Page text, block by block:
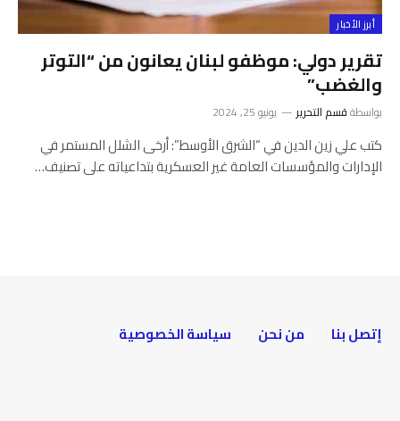
أبرز الأخبار
تقرير دولي: موظفو لبنان يعانون من “التوتر
والغضب”
بواسطةقسم التحرير يونيو 25, 2024
كتب علي زين الدين في “الشرق الأوسط”: أرخى الشلل المستمر في
الإدارات والمؤسسات العامة غير العسكرية بتداعياته على تصنيف…
إتصل بنا من نحن سياسة الخصوصية